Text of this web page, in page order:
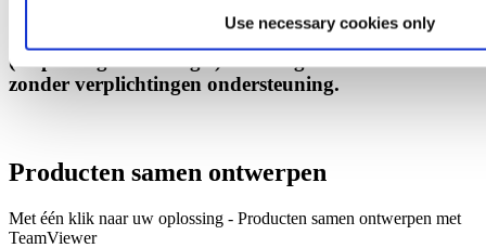
Use necessary cookies only
Onze afdeling Application Technology
(toepassingstechnologie) biedt u geheel kosteloos en
zonder verplichtingen ondersteuning.
Producten samen ontwerpen
Met één klik naar uw oplossing - Producten samen ontwerpen met
TeamViewer